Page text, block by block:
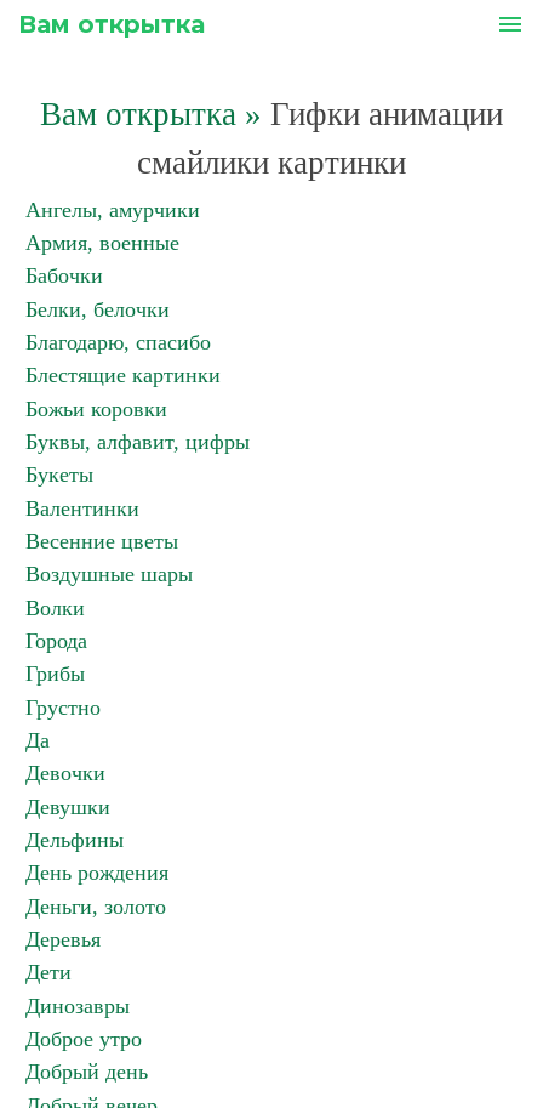
Вам открытка menu
Вам открытка » Гифки анимации
смайлики картинки
Ангелы, амурчики
Армия, военные
Бабочки
Белки, белочки
Благодарю, спасибо
Блестящие картинки
Божьи коровки
Буквы, алфавит, цифры
Букеты
Валентинки
Весенние цветы
Воздушные шары
Волки
Города
Грибы
Грустно
Да
Девочки
Девушки
Дельфины
День рождения
Деньги, золото
Деревья
Дети
Динозавры
Доброе утро
Добрый день